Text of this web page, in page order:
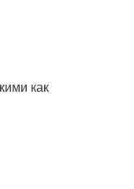
как